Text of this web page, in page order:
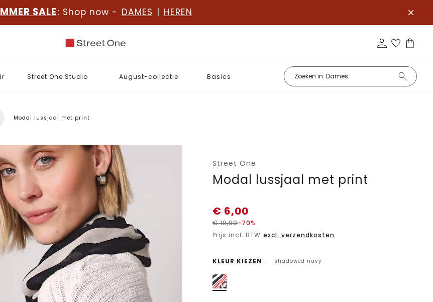
SALE : Shop now - DAMES | HEREN
Street One Studio August-collectie Basics
Modal lussjaal met print
Street One
Modal lussjaal met print
€ 6,00
€19,99-70%
Prijs incl. BTW excl. verzendkosten
KLEUR KIEZEN | shadowed navy